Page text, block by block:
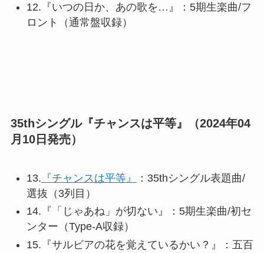
12.『いつの日か、あの歌を…』：5期生楽曲/フ
ロント（通常盤収録）
35thシングル『チャンスは平等』（2024年04
月10日発売）
13. 『チャンスは平等』
：35thシングル表題曲/
選抜（3列目）
14.『「じゃあね」が切ない』：5期生楽曲/初セ
ンター（Type-A収録）
15.『サルビアの花を覚えているかい？』：五百